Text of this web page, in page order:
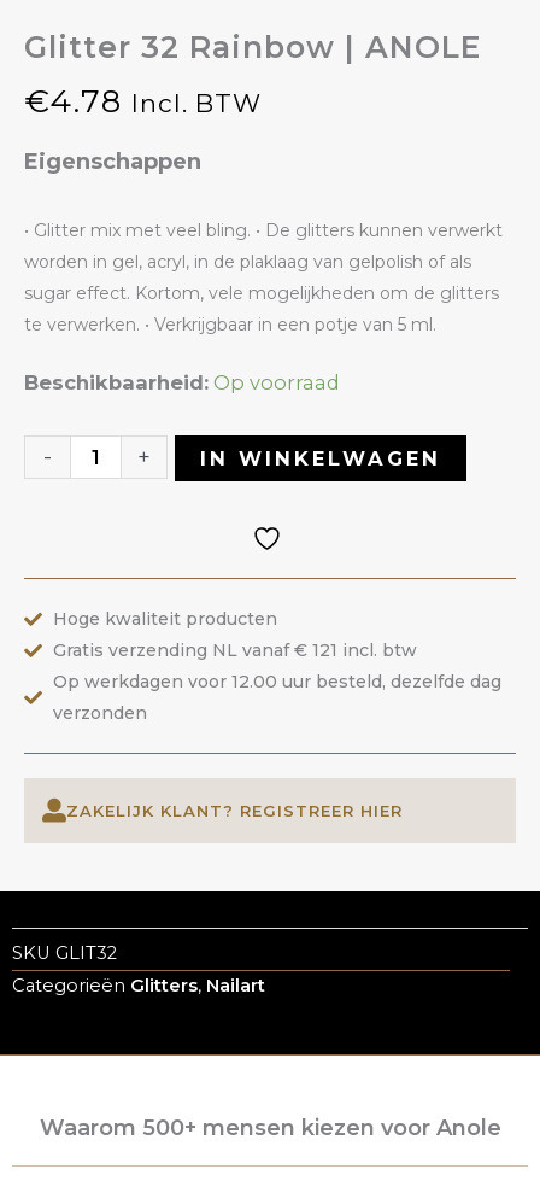
Glitter 32 Rainbow | ANOLE
€4.78 Incl. BTW
Eigenschappen
• Glitter mix met veel bling. • De glitters kunnen verwerkt
worden in gel, acryl, in de plaklaag van gelpolish of als
sugar effect. Kortom, vele mogelijkheden om de glitters
te verwerken. • Verkrijgbaar in een potje van 5 ml.
Beschikbaarheid: Op voorraad
-
Glitter
Rainbow
+ IN WINKELWAGEN
Hoge kwaliteit producten
Gratis verzending NL vanaf € 121 incl. btw
Op werkdagen voor 12.00 uur besteld, dezelfde dag
verzonden
ZAKELIJK KLANT? REGISTREER HIER
SKU GLIT32
Categorieën Glitters, Nailart
Waarom 500+ mensen kiezen voor Anole